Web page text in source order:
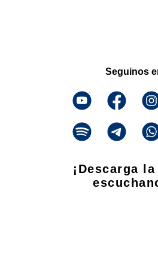
Seguinos
¡Descarga